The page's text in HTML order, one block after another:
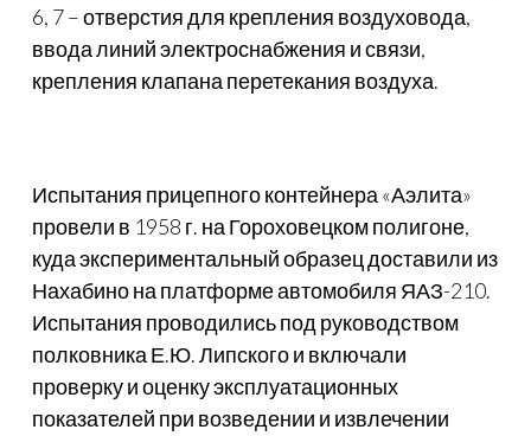
6, 7 – отверстия для крепления воздуховода,
ввода линий электроснабжения и связи,
крепления клапана перетекания воздуха.
Испытания прицепного контейнера «Аэлита»
провели в 1958 г. на Гороховецком полигоне,
куда экспериментальный образец доставили из
Нахабино на платформе автомобиля ЯАЗ-210.
Испытания проводились под руководством
полковника Е.Ю. Липского и включали
проверку и оценку эксплуатационных
показателей при возведении и извлечении